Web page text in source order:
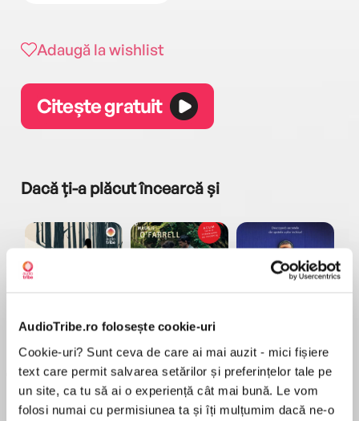
AudioTribe.ro folosește cookie-uri
Cookie-uri? Sunt ceva de care ai mai auzit - mici fișiere
text care permit salvarea setărilor și preferințelor tale pe
un site, ca tu să ai o experiență cât mai bună. Le vom
folosi numai cu permisiunea ta și îți mulțumim dacă ne-o
Adaugă la wishlist
Citește gratuit
Dacă ți-a plăcut încearcă și
Pădurea norvegiană Hamnet